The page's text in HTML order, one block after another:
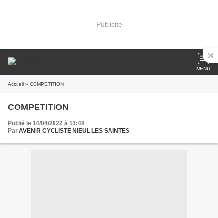
Publicité
MENU
Accueil » COMPETITION
COMPETITION
Publié le 14/04/2022 à 13:48
Par AVENIR CYCLISTE NIEUL LES SAINTES